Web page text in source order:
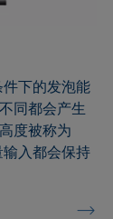
下的发泡能
同都会产生
度被称为
入都会保持